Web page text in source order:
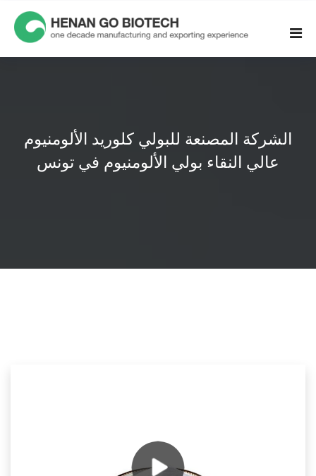
content
الشركة المصنعة للبولي كلوريد الألومنيوم
عالي النقاء بولي الألومنيوم في تونس